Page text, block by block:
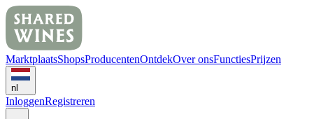
MarktplaatsShopsProducentenOntdekOver onsFunctiesPrijzen
nl
InloggenRegistreren